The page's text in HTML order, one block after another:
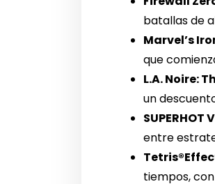
batallas de
Marvel’s
que
L.A. Noire:
un
SUPERHOT
entre
tiempos,